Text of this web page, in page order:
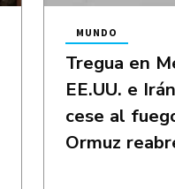
Tregua en
EE.UU. e
cese al
Ormuz
MUNDO